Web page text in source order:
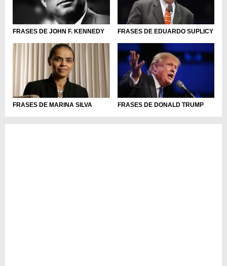
FRASES DE JOHN F. KENNEDY FRASES DE EDUARDO SUPLICY
FRASES DE MARINA SILVA FRASES DE DONALD TRUMP